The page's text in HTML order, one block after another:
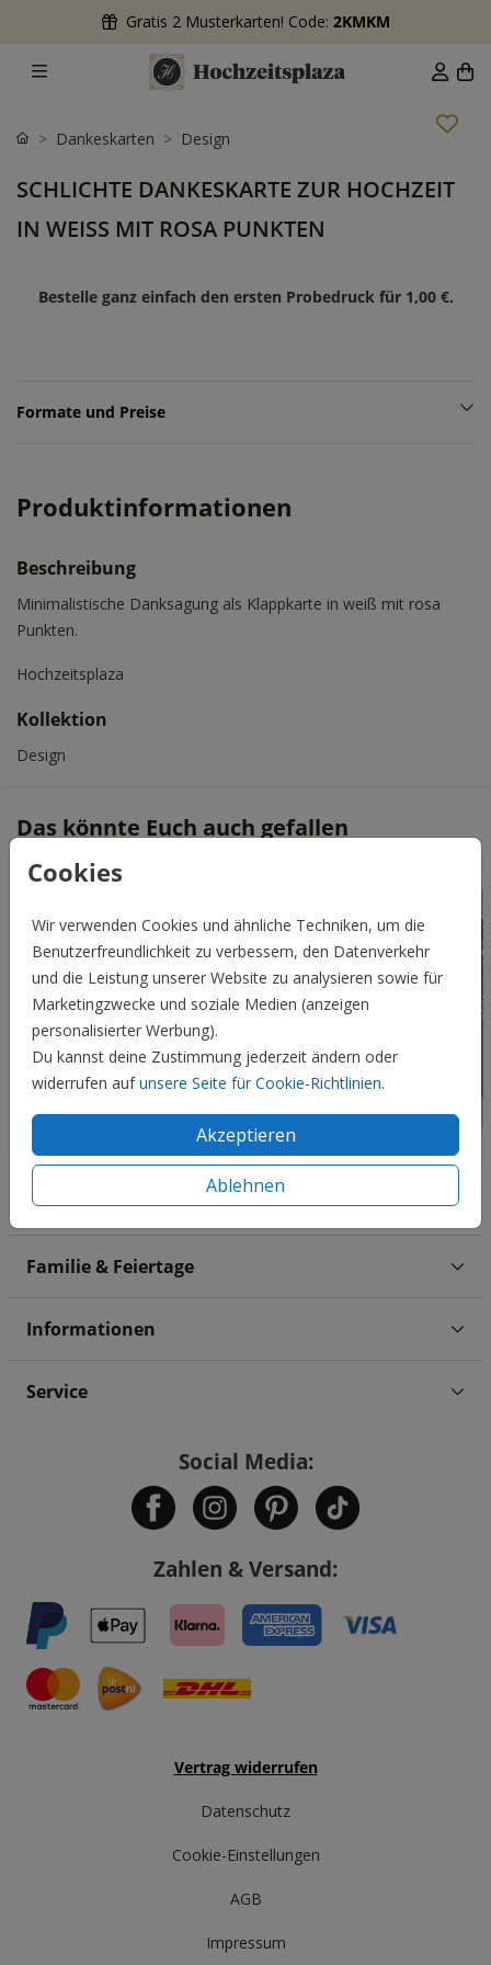
Gratis 2 Musterkarten! Code: 2KMKM
Cookies
Wir verwenden Cookies und ähnliche Techniken, um die
Benutzerfreundlichkeit zu verbessern, den Datenverkehr
und die Leistung unserer Website zu analysieren sowie für
Marketingzwecke und soziale Medien (anzeigen
personalisierter Werbung).
Du kannst deine Zustimmung jederzeit ändern oder
widerrufen aufunsere Seite für Cookie-Richtlinien.
Akzeptieren
Ablehnen
Dankeskarten Design
SCHLICHTE DANKESKARTE ZUR HOCHZEIT
IN WEISS MIT ROSA PUNKTEN
Bestelle ganz einfach den ersten Probedruck für 1,00 €.
Formate und Preise
Produktinformationen
Beschreibung
Minimalistische Danksagung als Klappkarte in weiß mit rosa
Punkten.
Hochzeitsplaza
Kollektion
Design
Das könnte Euch auch gefallen
Hochzeit
Familie & Feiertage
Informationen
Service
Social Media:
Zahlen & Versand:
Vertrag widerrufen
Datenschutz
Cookie-Einstellungen
AGB
Impressum